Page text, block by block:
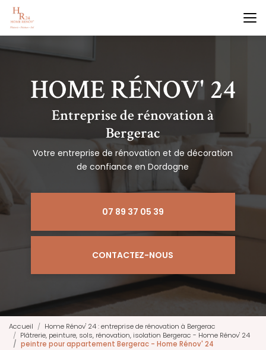
Aller
contenu
principal
Entreprise de rénovation à
Bergerac
Votre entreprise de rénovation et de décoration
de confiance en Dordogne
07 89 37 05 39
CONTACTEZ-NOUS
Accueil
Home Rénov' 24 : entreprise de rénovation à Bergerac
Plâtrerie, peinture, sols, rénovation, isolation Bergerac - Home Rénov' 24
peintre pour appartement Bergerac - Home Rénov' 24